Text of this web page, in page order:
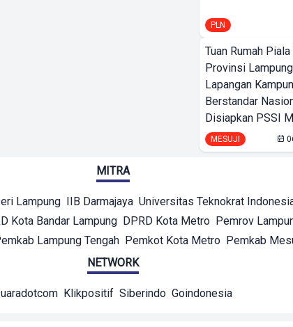
PLN
Tuan Rumah
Provinsi
Lapangan
Berstandar
Disiapkan PSSI
MESUJI
MITRA
Lampung IIB Darmajaya Universitas Teknokrat
Kota Bandar Lampung DPRD Kota Metro Pemrov
Lampung Tengah Pemkot Kota Metro Pemkab
NETWORK
Klikpositif Siberindo Goindonesia